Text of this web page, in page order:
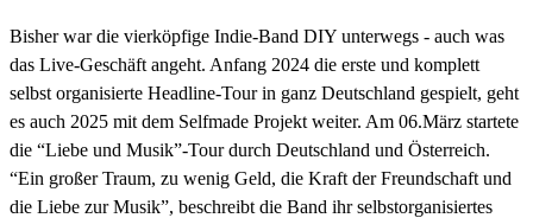
Bisher war die vierköpfige Indie-Band DIY unterwegs - auch was
das Live-Geschäft angeht. Anfang 2024 die erste und komplett
selbst organisierte Headline-Tour in ganz Deutschland gespielt, geht
es auch 2025 mit dem Selfmade Projekt weiter. Am 06.März startete
die “Liebe und Musik”-Tour durch Deutschland und Österreich.
“Ein großer Traum, zu wenig Geld, die Kraft der Freundschaft und
die Liebe zur Musik”, beschreibt die Band ihr selbstorganisiertes